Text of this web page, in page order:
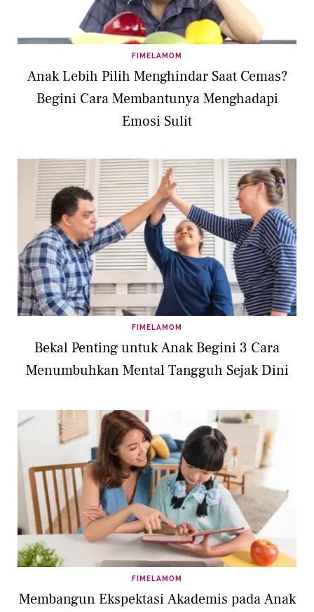
FIMELAMOM
Anak Lebih Pilih Menghindar Saat Cemas?
Begini Cara Membantunya Menghadapi
Emosi Sulit
FIMELAMOM
Bekal Penting untuk Anak Begini 3 Cara
Menumbuhkan Mental Tangguh Sejak Dini
FIMELAMOM
Membangun Ekspektasi Akademis pada Anak